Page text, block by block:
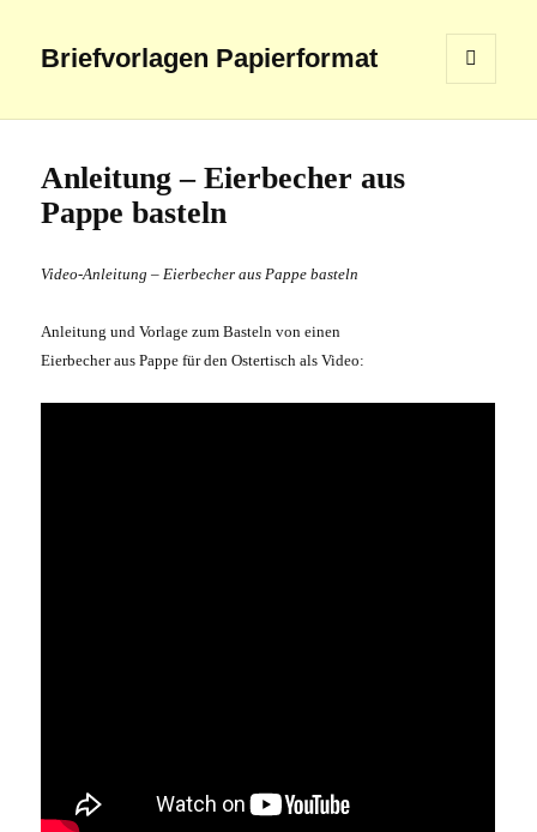
Briefvorlagen Papierformat
WIDGETS
Anleitung – Eierbecher aus
Pappe basteln
Video-Anleitung – Eierbecher aus Pappe basteln
Anleitung und Vorlage zum Basteln von einen
Eierbecher aus Pappefür den Ostertisch als Video: